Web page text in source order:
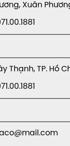
Xuân
Thạnh, TP. Hồ